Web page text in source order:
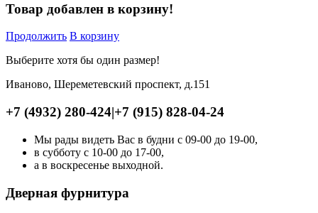
Товар добавлен в корзину!
Продолжить В корзину
Выберите хотя бы один размер!
Иваново, Шереметевский проспект, д.151
+7 (4932) 280-424|+7 (915) 828-04-24
Мы рады видеть Вас в будни с 09-00 до 19-00,
в субботу с 10-00 до 17-00,
а в воскресенье выходной.
Дверная фурнитура